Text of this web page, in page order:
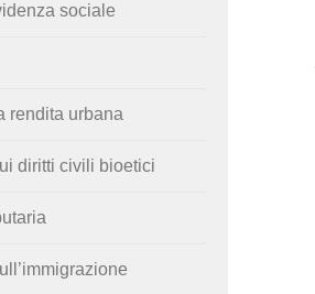
sociale
rendita urbana
diritti civili bioetici